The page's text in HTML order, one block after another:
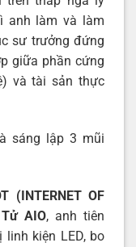
anh làm và làm
sư trưởng đứng
giữa phần cứng
và tài sản thực
sáng lập 3 mũi
(INTERNET OF
AIO, anh tiên
kiện LED, bo